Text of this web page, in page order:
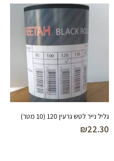
גליל נייר לטש גרעין 120 (10 מטר)
₪22.30